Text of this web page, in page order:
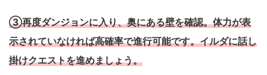
③再度ダンジョンに入り、奥にある壁を確認。体力が表
示されていなければ高確率で進行可能です。イルダに話し
掛けクエストを進めましょう。